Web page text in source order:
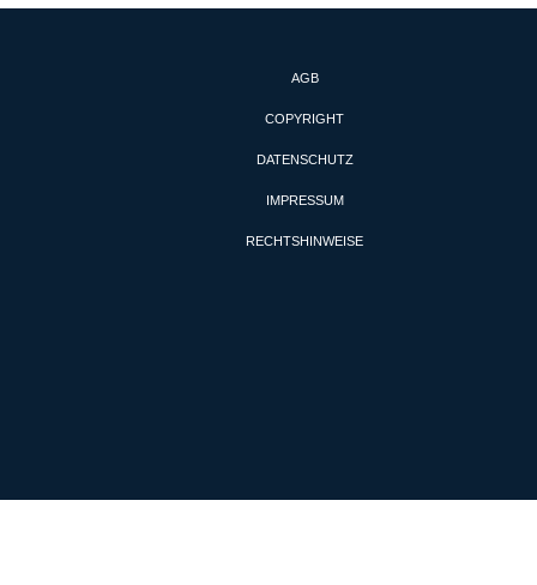
AGB
COPYRIGHT
DATENSCHUTZ
IMPRESSUM
RECHTSHINWEISE